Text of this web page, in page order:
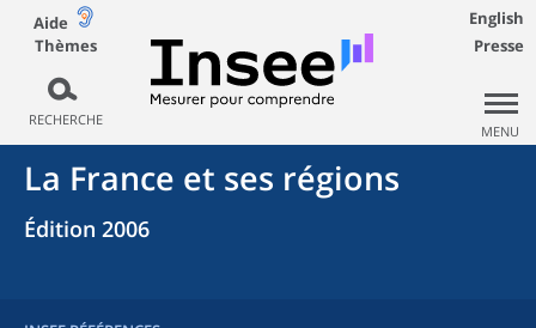
Aide
Thèmes
RECHERCHE
English
Presse
MENU
La France et ses régions
Édition 2006